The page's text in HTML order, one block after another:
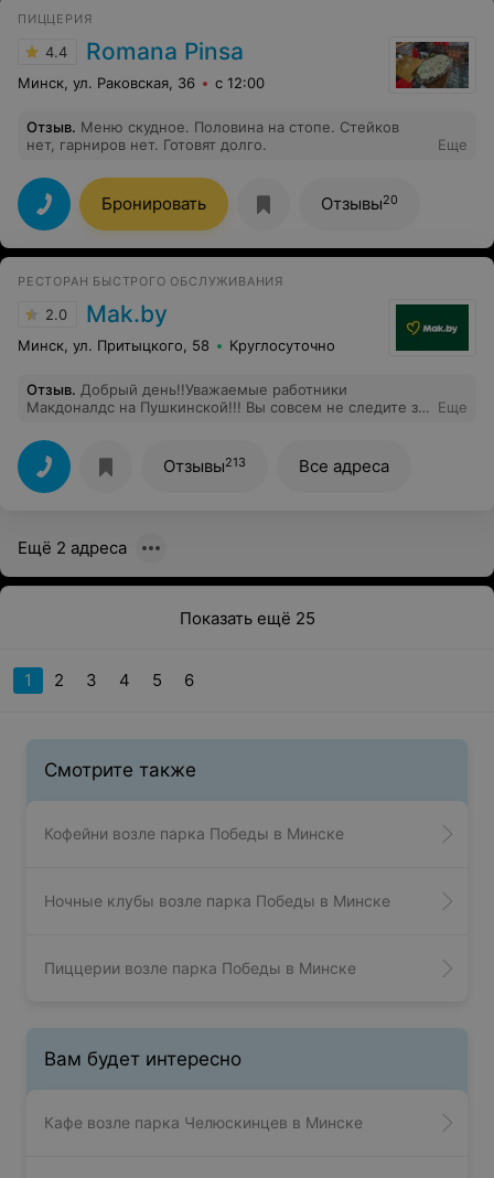
ПИЦЦЕРИЯ
4.4 Romana Pinsa
Минск, ул. Раковская, 36 с 12:00
Отзыв. Меню скудное. Половина на стопе. Стейков
нет, гарниров нет. Готовят долго.
Еще
Бронировать Отзывы20
РЕСТОРАН БЫСТРОГО ОБСЛУЖИВАНИЯ
2.0 Mak.by
Минск, ул. Притыцкого, 58 Круглосуточно
Отзыв. Добрый день!!Уважаемые работники
Макдоналдс на Пушкинской!!! Вы совсем не следите за
когда, извините пожалуйста, я прихожу в туалет что бы
сделать естественные потребности, ко мне с
огромным ором залетает какая-то кошка и начинает
на меня прыгать? Вот так вы относитесь к своим
Еще
Отзывы213 Все адреса
Ещё 2 адреса
Показать ещё 25
1 2 3 4 5 6
Смотрите также
Кофейни возле парка Победы в Минске
Ночные клубы возле парка Победы в Минске
Пиццерии возле парка Победы в Минске
Вам будет интересно
Кафе возле парка Челюскинцев в Минске